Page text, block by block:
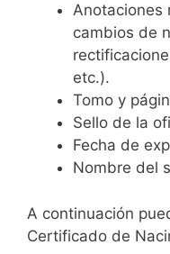
Anotaciones
cambios de
etc.).
Tomo y
Sello de la
Fecha de
Nombre del
A continuación
Certificado de